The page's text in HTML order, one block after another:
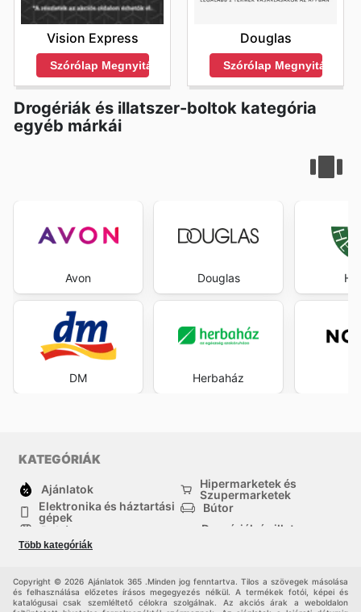
Vision Express
Szórólap Megnyitása
Douglas
Szórólap Megnyitása
Drogériák és illatszer-boltok kategória
egyéb márkái
Avon
DM
Douglas
Herbaház
KATEGÓRIÁK
Ajánlatok
Hipermarketek és
Szupermarketek
Elektronika és háztartási
gépek
Bútor
Ruházat
Drogériák és illatszer-
háztartási cikkek
Több kategóriák
Copyright © 2026 Ajánlatok 365 .Minden jog fenntartva. Tilos a szövegek másolása
és felhasználása előzetes írásos megegyezés nélkül. A termékek fotói, képei és
katalógusai csak szemléltető célokra szolgálnak. Az akciós árak a weboldalon